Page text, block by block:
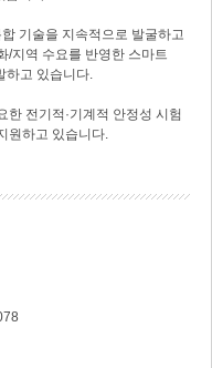
기술을 지속적으로 발굴하고
/지역 수요를 반영한 스마트
하고 있습니다.
한 전기적·기계적 안정성 시험
원하고 있습니다.